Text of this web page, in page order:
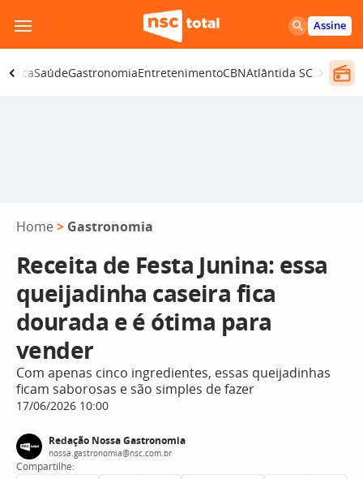
para
o
conteúdo
Assine
SaúdeGastronomiaEntretenimentoCBNAtlântida SC
Home > Gastronomia
Receita de Festa Junina: essa
queijadinha caseira fica
dourada e é ótima para
vender
Com apenas cinco ingredientes, essas queijadinhas
ficam saborosas e são simples de fazer
17/06/2026 10:00
Redação Nossa Gastronomia
nossa.gastronomia@nsc.com.br
Compartilhe: